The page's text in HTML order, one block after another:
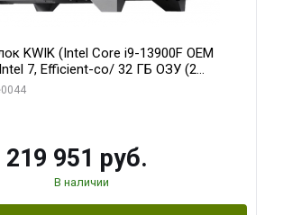
KWIK (Intel Core i9-13900F OEM
7, Efficient-co/ 32 ГБ ОЗУ (2
RTX5070Ti AERO OC 16GB GDDR7
219 951 руб.
В наличии